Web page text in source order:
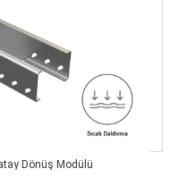
Dönüş Modülü